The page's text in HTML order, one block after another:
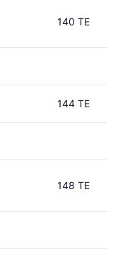
140 TE
144 TE
148 TE